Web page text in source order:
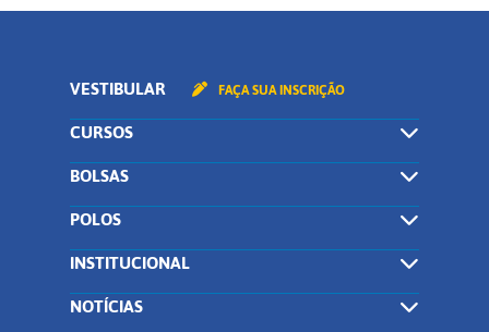
VESTIBULAR FAÇA SUA INSCRIÇÃO
CURSOS
BOLSAS
POLOS
INSTITUCIONAL
NOTÍCIAS